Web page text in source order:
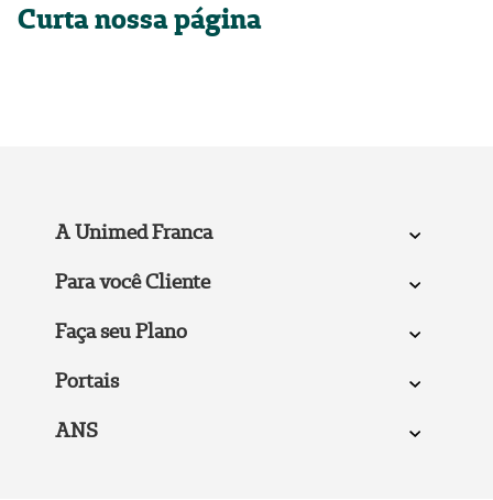
Curta nossa página
A Unimed Franca
Para você Cliente
Faça seu Plano
Portais
ANS